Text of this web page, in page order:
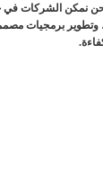
نمكن الشركات في
وتطوير برمجيات